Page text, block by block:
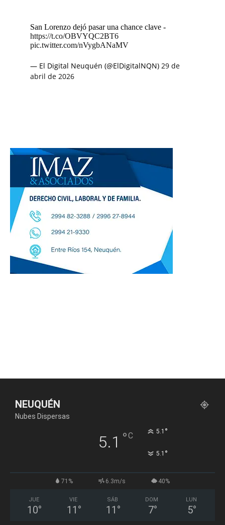
San Lorenzo dejó pasar una chance clave -
https://t.co/OBVYQC2BT6
pic.twitter.com/nVygbANaMV
— El Digital Neuquén (@ElDigitalNQN) 29 de
abril de 2026
NEUQUÉN
Nubes Dispersas
5.1 °C 5.1 °
5.1 °
71% 6.3m/s 40%
JUE
10°
VIE
11 °
SÁB
11 °
DOM
7°
LUN
5°